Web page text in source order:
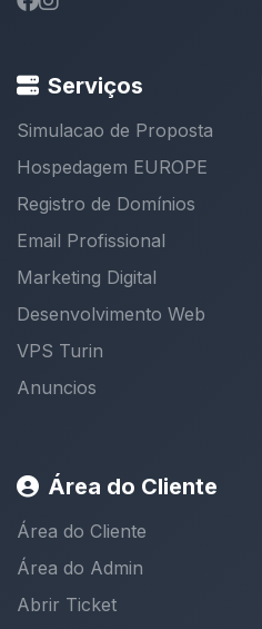
Serviços
Simulacao de Proposta
Hospedagem EUROPE
Registro de Domínios
Email Profissional
Marketing Digital
Desenvolvimento Web
VPS Turin
Anuncios
Área do Cliente
Área do Cliente
Área do Admin
Abrir Ticket